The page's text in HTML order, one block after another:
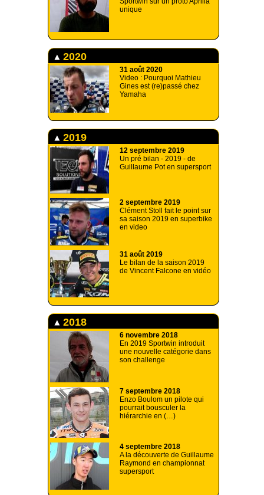
unique
2020
31 août 2020
Video : Pourquoi Mathieu
Gines est (re)passé chez
Yamaha
2019
12 septembre 2019
Un pré bilan - 2019 - de
Guillaume Pot en supersport
2 septembre 2019
Clément Stoll fait le point sur
sa saison 2019 en superbike
en video
31 août 2019
Le bilan de la saison 2019
de Vincent Falcone en vidéo
2018
6 novembre 2018
En 2019 Sportwin introduit
une nouvelle catégorie dans
son challenge
7 septembre 2018
Enzo Boulom un pilote qui
pourrait bousculer la
hiérarchie en (…)
4 septembre 2018
A la découverte de Guillaume
Raymond en championnat
supersport